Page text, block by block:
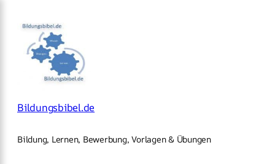
Inhalt
springen
Bildungsbibel.de
Bildung, Lernen, Bewerbung, Vorlagen & Übungen